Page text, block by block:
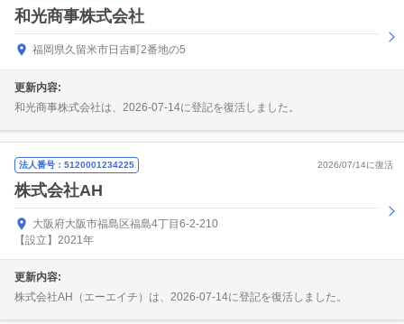
和光商事株式会社
福岡県久留米市日吉町2番地の5
更新内容:
和光商事株式会社は、2026-07-14に登記を復活しました。
法人番号：5120001234225 2026/07/14に復活
株式会社AH
大阪府大阪市福島区福島4丁目6-2-210
【設立】2021年
更新内容:
株式会社AH（エーエイチ）は、2026-07-14に登記を復活しました。